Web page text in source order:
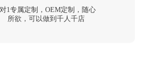
1专属定制，OEM定制，随心
所欲，可以做到千人千店